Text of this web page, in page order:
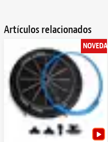
Artículos relacionados
NOVEDAD